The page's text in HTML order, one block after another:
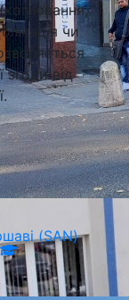
(SAN)
чи
згоди від